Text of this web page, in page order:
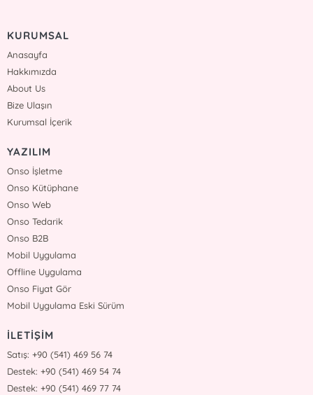
KURUMSAL
Anasayfa
Hakkımızda
About Us
Bize Ulaşın
Kurumsal İçerik
YAZILIM
Onso İşletme
Onso Kütüphane
Onso Web
Onso Tedarik
Onso B2B
Mobil Uygulama
Offline Uygulama
Onso Fiyat Gör
Mobil Uygulama Eski Sürüm
İLETİŞİM
Satış: +90 (541) 469 56 74
Destek: +90 (541) 469 54 74
Destek: +90 (541) 469 77 74